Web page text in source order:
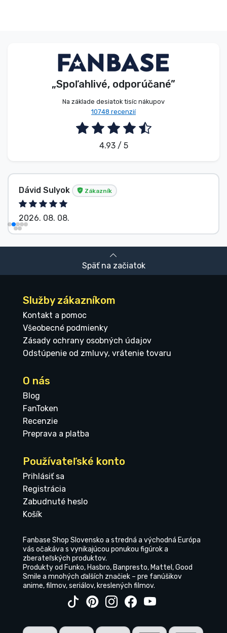
„Spoľahlivé, odporúčané”
Na základe desiatok tisíc nákupov
10748 recenzií
4.93 / 5
Dávid Sulyok Zákazník
2026. 08. 08.
Späť na začiatok
Služby zákazníkom
Kontakt a pomoc
Všeobecné podmienky
Zásady ochrany osobných údajov
Odstúpenie od zmluvy, vrátenie tovaru
O nás
Blog
FanToken
Recenzie
Preprava a platba
Používateľské konto
Prihlásiť sa
Registrácia
Zabudnuté heslo
Košík
Fanbase Shop Slovensko a stredná a východná Európa
vás očakáva s vynikajúcou ponukou figúrok a
zberateľských produktov.
Produkty od Funko, Hasbro, Banpresto, Mattel, Good
Smile a mnohých ďalších značiek – pre fanúšikov
anime, filmov, seriálov, kreslených filmov.